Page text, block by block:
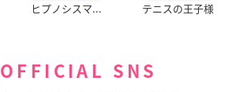
ヒプノシスマ... テニスの王子様
OFFICIAL SNS